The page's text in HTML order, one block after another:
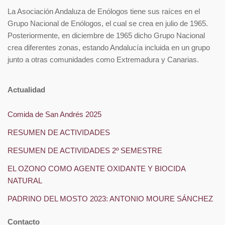
La Asociación Andaluza de Enólogos tiene sus raíces en el
Grupo Nacional de Enólogos, el cual se crea en julio de 1965.
Posteriormente, en diciembre de 1965 dicho Grupo Nacional
crea diferentes zonas, estando Andalucía incluida en un grupo
junto a otras comunidades como Extremadura y Canarias.
Actualidad
Comida de San Andrés 2025
RESUMEN DE ACTIVIDADES
RESUMEN DE ACTIVIDADES 2º SEMESTRE
EL OZONO COMO AGENTE OXIDANTE Y BIOCIDA
NATURAL
PADRINO DEL MOSTO 2023: ANTONIO MOURE SÁNCHEZ
Contacto